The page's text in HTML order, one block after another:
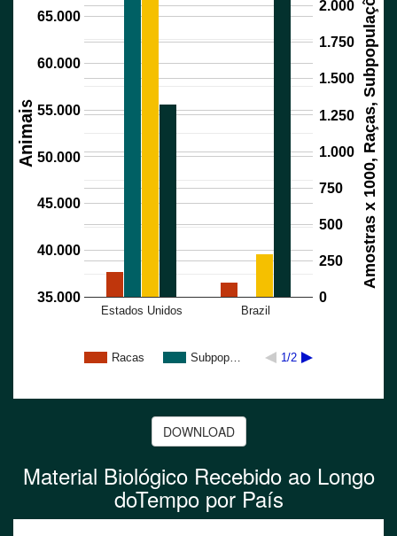
Racas Subpop… 1/2
Estados Unidos Brazil
35.000
40.000
45.000
50.000
55.000
60.000
65.000
0
250
500
750
1.000
1.250
1.500
1.750
2.000
Animais Amostras x 1000, Raças, Subpopulações
DOWNLOAD
Material Biológico Recebido ao Longo
doTempo por País